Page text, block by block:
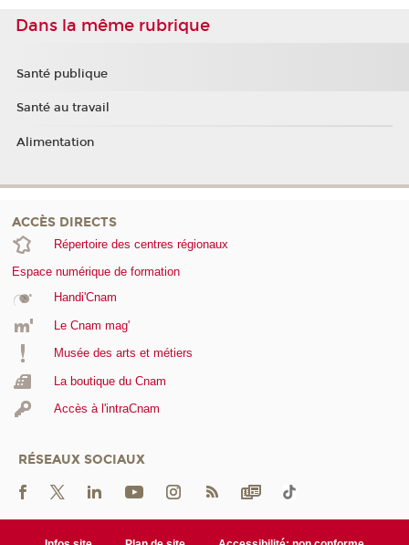
Dans la même rubrique
Santé publique
Santé au travail
Alimentation
ACCÈS DIRECTS
Répertoire des centres régionaux
Espace numérique de formation
Handi'Cnam
Le Cnam mag'
Musée des arts et métiers
La boutique du Cnam
Accès à l'intraCnam
RÉSEAUX SOCIAUX